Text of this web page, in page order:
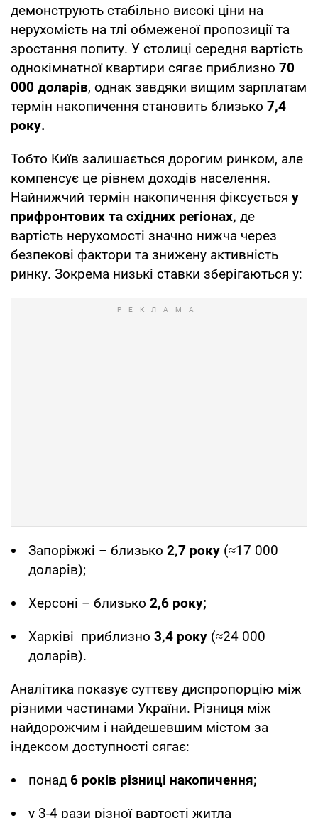
демонструють стабільно високі ціни на
нерухомість на тлі обмеженої пропозиції та
зростання попиту. У столиці середня вартість
однокімнатної квартири сягає приблизно 70
000 доларів, однак завдяки вищим зарплатам
термін накопичення становить близько 7,4
року.
Тобто Київ залишається дорогим ринком, але
компенсує це рівнем доходів населення.
Найнижчий термін накопичення фіксується у
прифронтових та східних регіонах, де
вартість нерухомості значно нижча через
безпекові фактори та знижену активність
ринку. Зокрема низькі ставки зберігаються у:
Запоріжжі – близько 2,7 року (≈17 000
доларів);
Херсоні – близько 2,6 року;
Харківі приблизно 3,4 року (≈24 000
доларів).
Аналітика показує суттєву диспропорцію між
різними частинами України. Різниця між
найдорожчим і найдешевшим містом за
індексом доступності сягає:
понад 6 років різниці накопичення;
у 3-4 рази різної вартості житла